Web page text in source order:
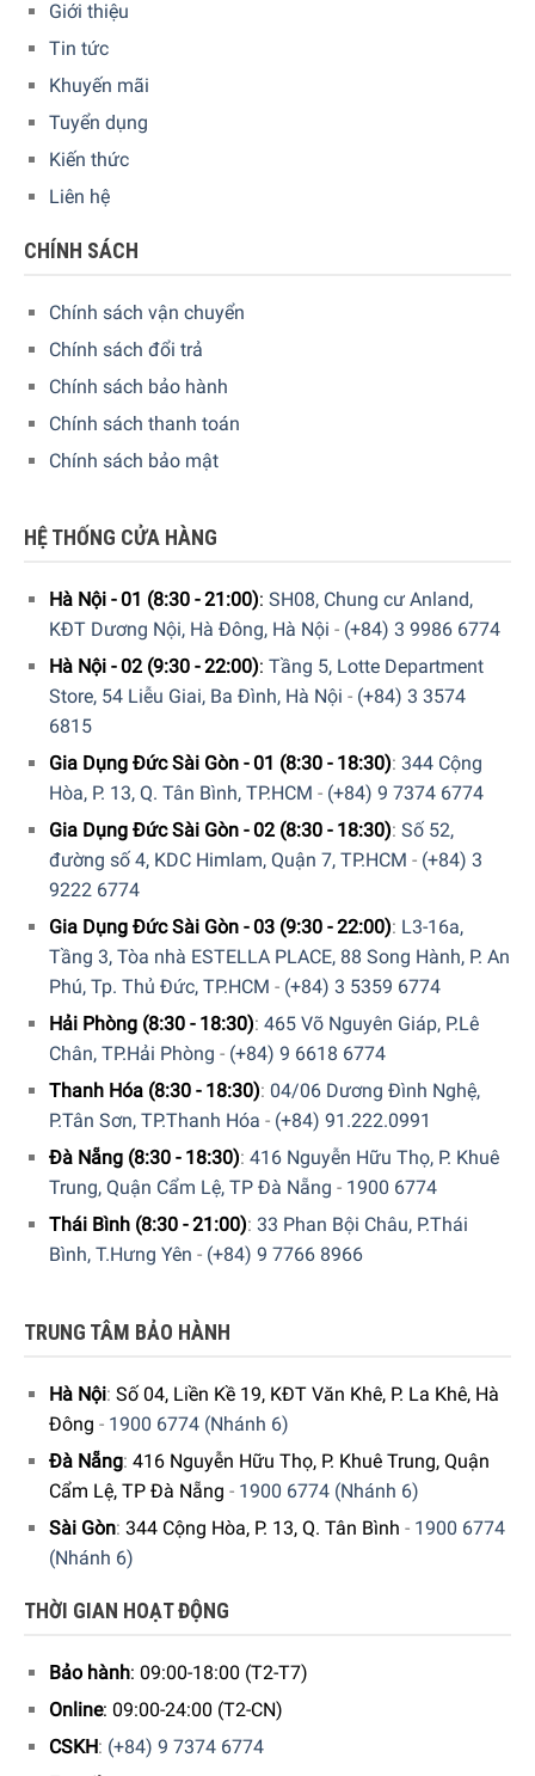
Hotline:1900 6774
những tư vấn chi tiết và đặt mua sản phẩm.
Hoặc Đặt hàng trực tiếp trên website, Gia Dụng Đức Sài
Gòn sẽ gọi lại để xác nhận đơn hàng với quý khách.
Hoặc Quý khách có thể đến trực tiếp
trải nghiệm sản phẩm này.
GIA DỤNG ĐỨC SÀI GÒN CAM KẾT:
Giao hàng nhanh chóng toàn quốc.
Bảo hành bằng thẻ bảo hành chính hãng từ công ty.
Hàng đúng nguồn gốc, chính hãng, nhập khẩu Đức &
EU.
Ngoài ra, Quý khách có thể tham khảo thêm các sản
phẩmDụng Cụ Tiện Íchkhác. Tại đây
Để phục vụ khách hàng tốt hơn trong việc sử dụng hoặc
tìm hiểu về các tính năng của các sản phẩm gia dụng. Gia
Dụng Đức Sài Gòn đã cho ra đời kênh
nhiều nội dung thú vị. Quý khách có thể theo dõi kênh
youtube bằng liên kết Tại đây.
5/5 - (1 bình chọn)
Giới thiệu
Tin tức
Khuyến mãi
Tuyển dụng
Kiến thức
Liên hệ
CHÍNH SÁCH
Chính sách vận chuyển
Chính sách đổi trả
Chính sách bảo hành
Chính sách thanh toán
Chính sách bảo mật
HỆ THỐNG CỬA HÀNG
Hà Nội - 01 (8:30 - 21:00): SH08, Chung cư Anland,
KĐT Dương Nội, Hà Đông, Hà Nội - (+84) 3 9986 6774
Hà Nội - 02 (9:30 - 22:00): Tầng 5, Lotte Department
Store, 54 Liễu Giai, Ba Đình, Hà Nội - (+84) 3 3574
6815
Gia Dụng Đức Sài Gòn - 01 (8:30 - 18:30): 344 Cộng
Hòa, P. 13, Q. Tân Bình, TP.HCM - (+84) 9 7374 6774
Gia Dụng Đức Sài Gòn - 02 (8:30 - 18:30): Số 52,
đường số 4, KDC Himlam, Quận 7, TP.HCM - (+84) 3
9222 6774
Gia Dụng Đức Sài Gòn - 03 (9:30 - 22:00): L3-16a,
Tầng 3, Tòa nhà ESTELLA PLACE, 88 Song Hành, P. An
Phú, Tp. Thủ Đức, TP.HCM - (+84) 3 5359 6774
Hải Phòng (8:30 - 18:30): 465 Võ Nguyên Giáp, P.Lê
Chân, TP.Hải Phòng - (+84) 9 6618 6774
Thanh Hóa (8:30 - 18:30): 04/06 Dương Đình Nghệ,
P.Tân Sơn, TP.Thanh Hóa - (+84) 91.222.0991
Đà Nẵng (8:30 - 18:30): 416 Nguyễn Hữu Thọ, P. Khuê
Trung, Quận Cẩm Lệ, TP Đà Nẵng - 1900 6774
Thái Bình (8:30 - 21:00): 33 Phan Bội Châu, P.Thái
Bình, T.Hưng Yên - (+84) 9 7766 8966
TRUNG TÂM BẢO HÀNH
Hà Nội: Số 04, Liền Kề 19, KĐT Văn Khê, P. La Khê, Hà
Đông - 1900 6774 (Nhánh 6)
Đà Nẵng: 416 Nguyễn Hữu Thọ, P. Khuê Trung, Quận
Cẩm Lệ, TP Đà Nẵng - 1900 6774 (Nhánh 6)
Sài Gòn: 344 Cộng Hòa, P. 13, Q. Tân Bình - 1900 6774
(Nhánh 6)
THỜI GIAN HOẠT ĐỘNG
Bảo hành: 09:00-18:00 (T2-T7)
Online: 09:00-24:00 (T2-CN)
CSKH: (+84) 9 7374 6774